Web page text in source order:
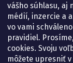
vášho súhlasu, aj
médií, inzercie a
vo vami
pravidiel.
cookies. Svoju
môžete upresniť
eshop@
+421 948 203 203
Nájdete nás na
lekarenadonai/